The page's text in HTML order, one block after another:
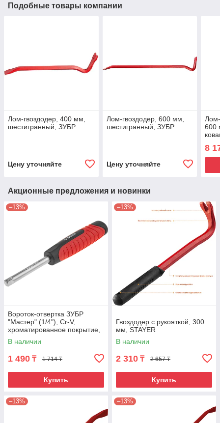
Подобные товары компании
Лом-гвоздодер, 400 мм,
шестигранный, ЗУБР
Цену уточняйте
Лом-гвоздодер, 600 мм,
шестигранный, ЗУБР
Цену уточняйте
600
8
Акционные предложения и новинки
–13%
Вороток-отвертка ЗУБР
"Мастер" (1/4"), Cr-V,
хроматированное покрытие,
150мм
В наличии
1 490 ₸ 1 714 ₸
Купить
–13%
Гвоздодер с рукояткой, 300
мм, STAYER
В наличии
2 310 ₸ 2 657 ₸
Купить
–13% –13%